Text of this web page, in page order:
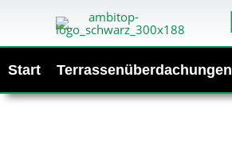
Start Terrassenüberdachungen